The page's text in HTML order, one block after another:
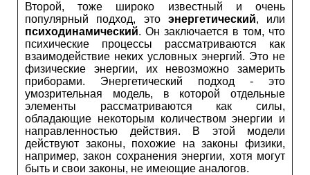
Второй, тоже широко известный и очень
популярный подход, это энергетический, или
психодинамический. Он заключается в том, что
психические процессы рассматриваются как
взаимодействие неких условных энергий. Это не
физические энергии, их невозможно замерить
приборами. Энергетический подход - это
умозрительная модель, в которой отдельные
элементы рассматриваются как силы,
обладающие некоторым количеством энергии и
направленностью действия. В этой модели
действуют законы, похожие на законы физики,
например, закон сохранения энергии, хотя могут
быть и свои законы, не имеющие аналогов.